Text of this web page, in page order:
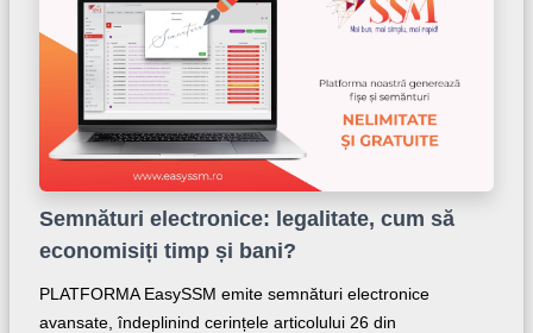
Semnături electronice: legalitate, cum să
economisiți timp și bani?
PLATFORMA EasySSM emite semnături electronice
avansate, îndeplinind cerințele articolului 26 din